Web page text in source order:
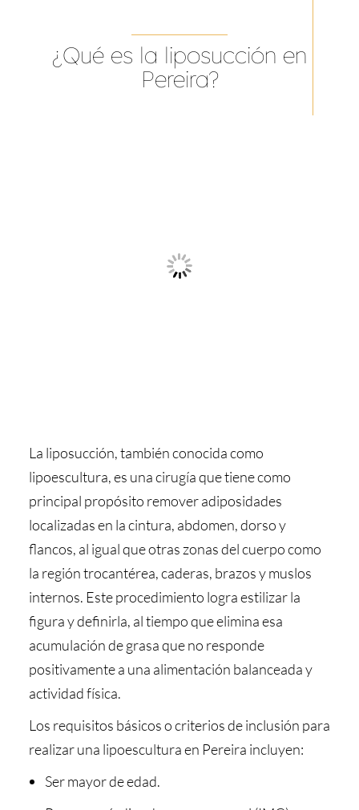
¿Qué es la liposucción en
Pereira?
La liposucción, también conocida como
lipoescultura, es una cirugía que tiene como
principal propósito remover adiposidades
localizadas en la cintura, abdomen, dorso y
flancos, al igual que otras zonas del cuerpo como
la región trocantérea, caderas, brazos y muslos
internos. Este procedimiento logra estilizar la
figura y definirla, al tiempo que elimina esa
acumulación de grasa que no responde
positivamente a una alimentación balanceada y
actividad física.
Los requisitos básicos o criterios de inclusión para
realizar una lipoescultura en Pereira incluyen:
Ser mayor de edad.